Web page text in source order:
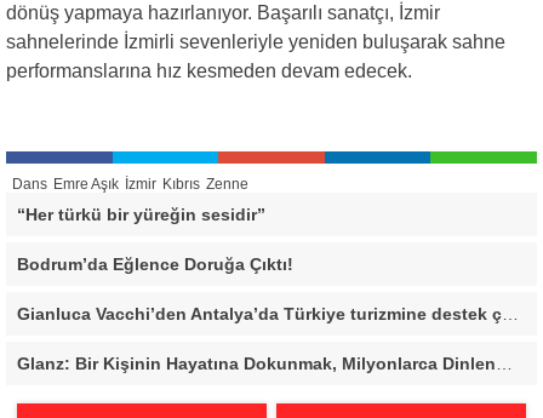
dönüş yapmaya hazırlanıyor. Başarılı sanatçı, İzmir
sahnelerinde İzmirli sevenleriyle yeniden buluşarak sahne
performanslarına hız kesmeden devam edecek.
Dans Emre Aşık İzmir Kıbrıs Zenne
“Her türkü bir yüreğin sesidir”
Bodrum’da Eğlence Doruğa Çıktı!
Gianluca Vacchi’den Antalya’da Türkiye turizmine destek çağrısı